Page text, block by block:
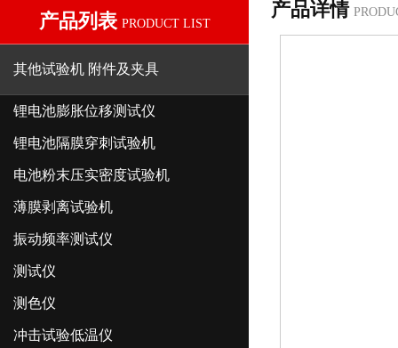
产品列表 PRODUCT LIST
其他试验机 附件及夹具
锂电池膨胀位移测试仪
锂电池隔膜穿刺试验机
电池粉末压实密度试验机
薄膜剥离试验机
振动频率测试仪
测试仪
测色仪
冲击试验低温仪
产品详情